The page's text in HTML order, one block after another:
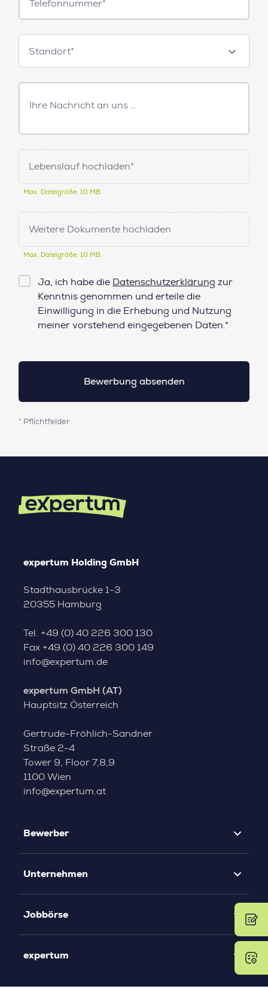
Standorte
Standort*
Freitext
Nachricht
Lebenslauf hochladen*
Max. Dateigröße: 10 MB.
Weitere Dokumente hochladen
Max. Dateigröße: 10 MB.
Checkbox
Datenschutz*
Ja, ich habe die Datenschutzerklärung zur
Kenntnis genommen und erteile die
Einwilligung in die Erhebung und Nutzung
meiner vorstehend eingegebenen Daten.*
* Pflichtfelder
expertum Holding GmbH
Stadthausbrücke 1-3
20355 Hamburg
Tel. +49 (0) 40 226 300 130
Fax +49 (0) 40 226 300 149
info@expertum.de
expertum GmbH (AT)
Hauptsitz Österreich
Gertrude-Fröhlich-Sandner
Straße 2-4
Tower 9, Floor 7,8,9
1100 Wien
info@expertum.at
Bewerber
Unternehmen
Jobbörse
expertum